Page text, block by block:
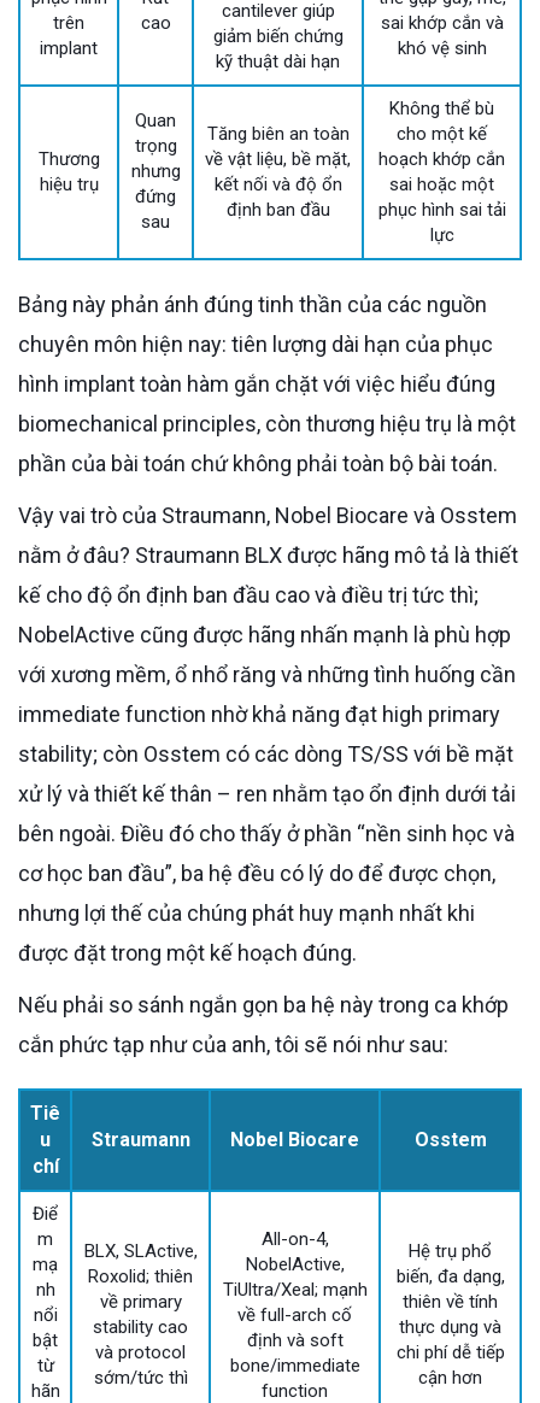
trên
implant
cao
cantilever giúp
giảm biến chứng
kỹ thuật dài hạn
sai khớp cắn và
khó vệ sinh
Thương
hiệu trụ
Quan
trọng
nhưng
đứng
sau
Tăng biên an toàn
về vật liệu, bề mặt,
kết nối và độ ổn
định ban đầu
Không thể bù
cho một kế
hoạch khớp cắn
sai hoặc một
phục hình sai tải
lực
Bảng này phản ánh đúng tinh thần của các nguồn
chuyên môn hiện nay: tiên lượng dài hạn của phục
hình implant toàn hàm gắn chặt với việc hiểu đúng
biomechanical principles, còn thương hiệu trụ là một
phần của bài toán chứ không phải toàn bộ bài toán.
Vậy vai trò của Straumann, Nobel Biocare và Osstem
nằm ở đâu? Straumann BLX được hãng mô tả là thiết
kế cho độ ổn định ban đầu cao và điều trị tức thì;
NobelActive cũng được hãng nhấn mạnh là phù hợp
với xương mềm, ổ nhổ răng và những tình huống cần
immediate function nhờ khả năng đạt high primary
stability; còn Osstem có các dòng TS/SS với bề mặt
xử lý và thiết kế thân – ren nhằm tạo ổn định dưới tải
bên ngoài. Điều đó cho thấy ở phần “nền sinh học và
cơ học ban đầu”, ba hệ đều có lý do để được chọn,
nhưng lợi thế của chúng phát huy mạnh nhất khi
được đặt trong một kế hoạch đúng.
Nếu phải so sánh ngắn gọn ba hệ này trong ca khớp
cắn phức tạp như của anh, tôi sẽ nói như sau:
Tiê
u
chí
Straumann Nobel Biocare Osstem
Điể
m
mạ
nh
nổi
bật
từ
hãn
BLX, SLActive,
Roxolid; thiên
về primary
stability cao
và protocol
sớm/tức thì
All-on-4,
NobelActive,
TiUltra/Xeal; mạnh
về full-arch cố
định và soft
bone/immediate
function
Hệ trụ phổ
biến, đa dạng,
thiên về tính
thực dụng và
chi phí dễ tiếp
cận hơn